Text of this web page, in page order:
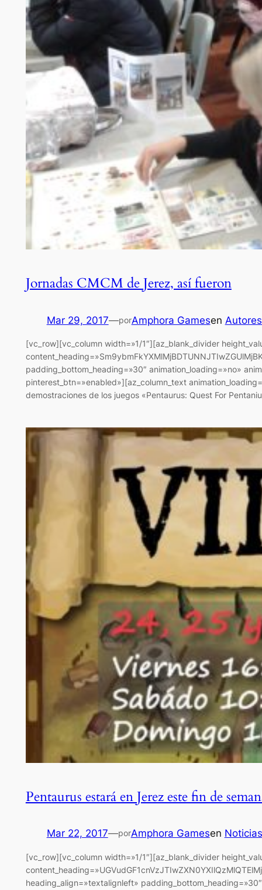
Jornadas CMCM de Jerez, así fueron
Mar 29, 2017—porAmphora Gamesen
[vc_row][vc_column width=»1/1″][az_blank_divider
padding_bottom_heading=»30″ animation_loading=»no»
pinterest_btn=»enabled»][az_column_text
demostraciones de los juegos «Pentaurus: Quest For
Pentaurus estará en Jerez este fin de
Mar 22, 2017—porAmphora Gamesen Noticias
[vc_row][vc_column width=»1/1″][az_blank_divider
heading_align=»textalignleft»